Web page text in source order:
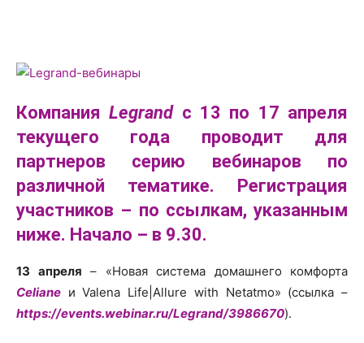
КомпанияLegrandс 13 по 17 апреля
текущего года проводит для
партнеров серию вебинаров по
различной тематике. Регистрация
участников – по ссылкам, указанным
ниже. Начало – в 9.30.
13 апреля – «Новая система домашнего комфорта
Celiane и Valena Life|Allure with Netatmo» (ссылка –
https://events.webinar.ru/Legrand/3986670).